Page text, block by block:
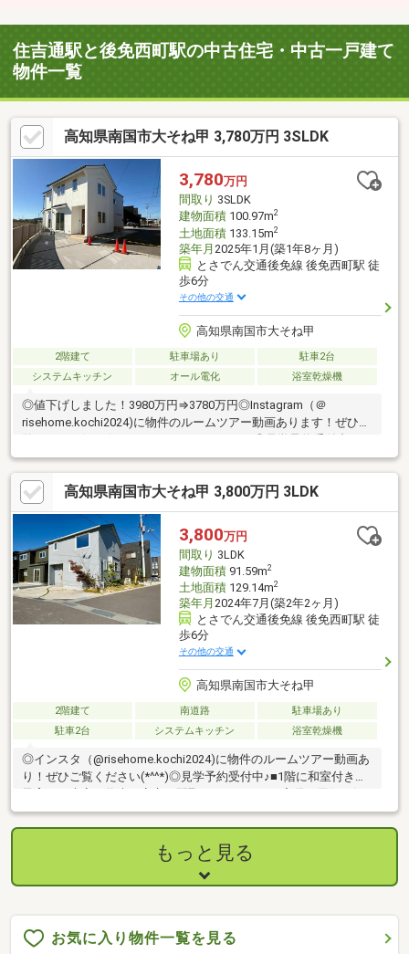
住吉通駅と後免西町駅の中古住宅・中古一戸建て
物件一覧
高知県南国市大そね甲 3,780万円 3SLDK
3,780万円
間取り 3SLDK
建物面積100.97m2
土地面積133.15m2
築年月 2025年1月(築1年8ヶ月)
とさでん交通後免線 後免西町駅 徒
歩6分
その他の交通
高知県南国市大そね甲
2階建て 駐車場あり
駐車2台
システムキッチン
オール電化 浴室乾燥機
◎値下げしました！3980万円⇒3780万円◎Instagram（＠
risehome.kochi2024)に物件のルームツアー動画あります！ぜひご
太陽光発電システム、蓄電池9.8ｋｗを設置しており災害時にも活
用できます◎・LDK18.55帖×パントリーでゆとりある生活♪・用途
自在の洋室とWIC。成長に合わせて長く暮らせる間取り設計・長
期優良住宅、省令準耐火、耐震等級３、ZEH仕様の安心住宅【周
辺環境】・南国私立大篠小学校 徒歩14分（約1100ｍ）・南国市
立香長中学校 徒歩22分（約1700ｍ）
高知県南国市大そね甲 3,800万円 3LDK
3,800万円
間取り 3LDK
建物面積91.59m2
土地面積129.14m2
築年月 2024年7月(築2年2ヶ月)
とさでん交通後免線 後免西町駅 徒
歩6分
その他の交通
高知県南国市大そね甲
2階建て 南道路
駐車場あり
駐車2台
システムキッチン 浴室乾燥機
◎インスタ（@risehome.kochi2024)に物件のルームツアー動画あ
り！ぜひご覧ください(*^^*)◎見学予約受付中♪■1階に和室付き。
にせず洗濯できる家事動線■ LDK＋和室で家族が自然と集まる空
間設計■ 吹抜のある2階ホールが明るさと開放感を演出■ トイレ2
ヶ所・収納充実で毎日の暮らしがスムーズ【周辺環境】・大篠小
学校 徒歩15分 (約1200m）・香長中学校 徒歩22分 (約1700m)
もっと見る
お気に入り物件一覧を見る